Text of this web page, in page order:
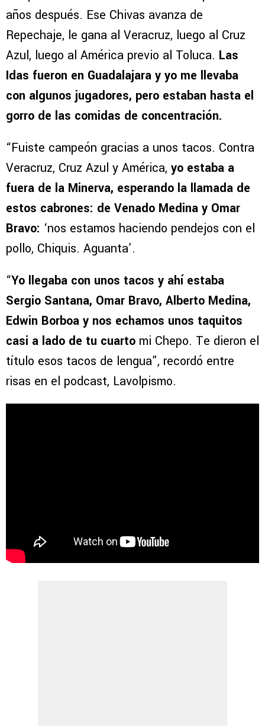
años después. Ese Chivas avanza de
Repechaje, le gana al Veracruz, luego al Cruz
Azul, luego al América previo al Toluca. Las
Idas fueron en Guadalajara y yo me llevaba
con algunos jugadores, pero estaban hasta el
gorro de las comidas de concentración.
“Fuiste campeón gracias a unos tacos. Contra
Veracruz, Cruz Azul y América, yo estaba a
fuera de la Minerva, esperando la llamada de
estos cabrones: de Venado Medina y Omar
Bravo: ‘nos estamos haciendo pendejos con el
pollo, Chiquis. Aguanta’.
“Yo llegaba con unos tacos y ahí estaba
Sergio Santana, Omar Bravo, Alberto Medina,
Edwin Borboa y nos echamos unos taquitos
casi a lado de tu cuarto mi Chepo. Te dieron el
título esos tacos de lengua”, recordó entre
risas en el podcast, Lavolpismo.